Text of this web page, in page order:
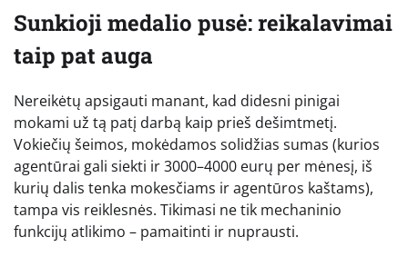
Sunkioji medalio pusė: reikalavimai
taip pat auga
Nereikėtų apsigauti manant, kad didesni pinigai
mokami už tą patį darbą kaip prieš dešimtmetį.
Vokiečių šeimos, mokėdamos solidžias sumas (kurios
agentūrai gali siekti ir 3000–4000 eurų per mėnesį, iš
kurių dalis tenka mokesčiams ir agentūros kaštams),
tampa vis reiklesnės. Tikimasi ne tik mechaninio
funkcijų atlikimo – pamaitinti ir nuprausti.